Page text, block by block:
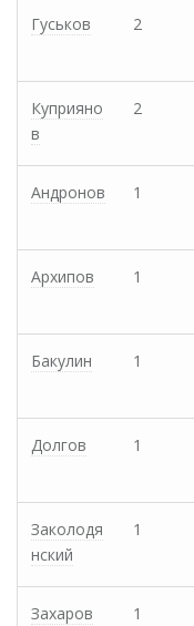
Гуськов 2
Куприяно
в
2
Андронов 1
Архипов 1
Бакулин 1
Долгов 1
Заколодя
нский
1
Захаров 1